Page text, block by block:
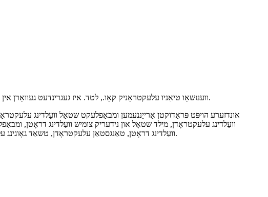
ווענזשאָו טיאַניו עלעקטראָניק קאָו., לטד. איז געגרינדעט געוואָרן אין 2000. מיר זענען פאַרנומען מיט דער פּראָדוקציע פון ​​וועַלדינג עלעקטראָדן, וועַלדינג ראַדס און וועַלדינג קאָנסומאַבלעס פֿאַר מער ווי 20 יאָר.
אונדזערע הויפּט פּראָדוקטן אַרייַננעמען ומבאַפלעקט שטאָל וועַלדינג
וועַלדינג עלעקטראָדן, מילד שטאָל און נידעריק צומיש וועַלדינג דראָטן,
קאָבאַלט צומיש וועַלדינג דראָטן, מעש וועַלדינג דראָטן, TIG און MIG וועַלדינג דראָטן, טאַנגסטאַן עלעקטראָדן, טשאַד גאָוגינג עלעקטראָדן, און אנדערע וועַלדינג אַקסעסאָריעס און קאָנסומאַבלעס.